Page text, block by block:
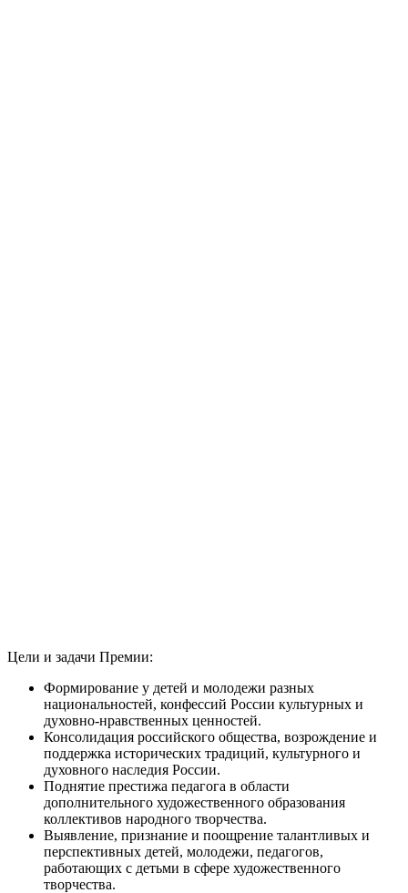
Цели и задачи Премии:
Формирование у детей и молодежи разных
национальностей, конфессий России культурных и
духовно-нравственных ценностей.
Консолидация российского общества, возрождение и
поддержка исторических традиций, культурного и
духовного наследия России.
Поднятие престижа педагога в области
дополнительного художественного образования
коллективов народного творчества.
Выявление, признание и поощрение талантливых и
перспективных детей, молодежи, педагогов,
работающих с детьми в сфере художественного
творчества.